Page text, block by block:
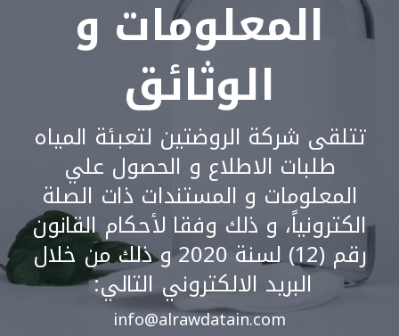
المعلومات و
الوثائق
تتلقى شركة الروضتين لتعبئة المياه
طلبات الاطلاع و الحصول علي
المعلومات و المستندات ذات الصلة
الكترونياً، و ذلك وفقا لأحكام القانون
رقم (12) لسنة 2020 و ذلك من خلال
البريد الالكتروني التالي:
info@alrawdatain.com